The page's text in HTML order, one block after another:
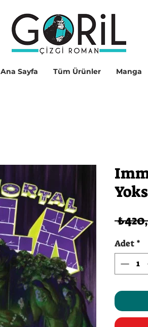
Ana Sayfa Tüm Ürünler Manga
Adet *